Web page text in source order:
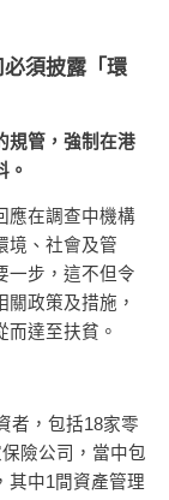
須披露「環
規管， 強制在港
。
應在調查中機構
境、社會及管
一步，這不但令
政策及措施，
達至扶貧。
者，包括18家零
險公司，當中包
其中1間資產管理